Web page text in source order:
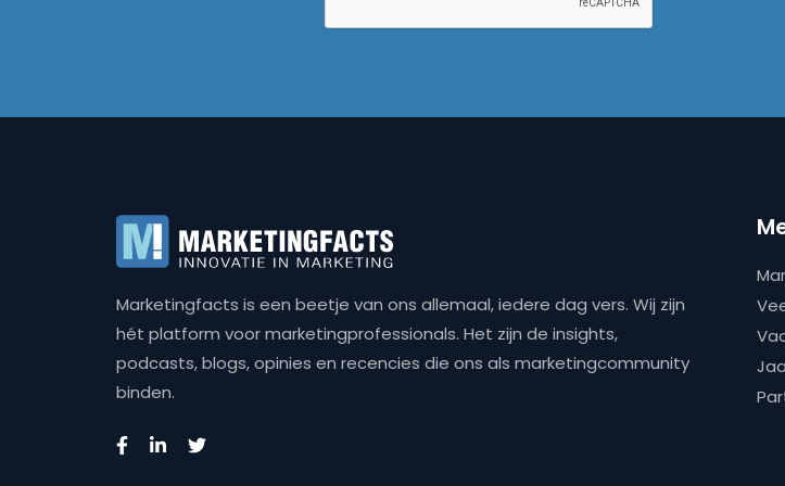
Marketingfacts is een beetje van ons allemaal, iedere dag vers. Wij zijn
hét platform voor marketingprofessionals. Het zijn de insights,
podcasts, blogs, opinies en recencies die ons als marketingcommunity
binden.